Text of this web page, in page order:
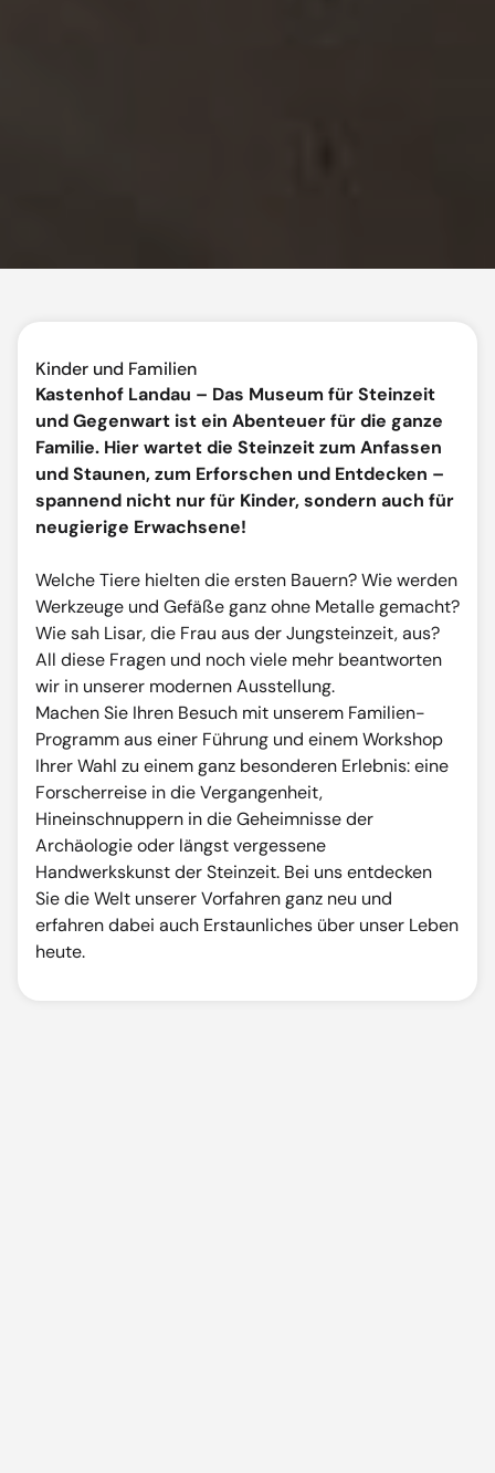
Kinder und Familien
Kastenhof Landau – Das Museum für Steinzeit
und Gegenwart ist ein Abenteuer für die ganze
Familie. Hier wartet die Steinzeit zum Anfassen
und Staunen, zum Erforschen und Entdecken –
spannend nicht nur für Kinder, sondern auch für
neugierige Erwachsene!
Welche Tiere hielten die ersten Bauern? Wie werden
Werkzeuge und Gefäße ganz ohne Metalle gemacht?
Wie sah Lisar, die Frau aus der Jungsteinzeit, aus?
All diese Fragen und noch viele mehr beantworten
wir in unserer modernen Ausstellung.
Machen Sie Ihren Besuch mit unserem Familien-
Programm aus einer Führung und einem Workshop
Ihrer Wahl zu einem ganz besonderen Erlebnis: eine
Forscherreise in die Vergangenheit,
Hineinschnuppern in die Geheimnisse der
Archäologie oder längst vergessene
Handwerkskunst der Steinzeit. Bei uns entdecken
Sie die Welt unserer Vorfahren ganz neu und
erfahren dabei auch Erstaunliches über unser Leben
heute.